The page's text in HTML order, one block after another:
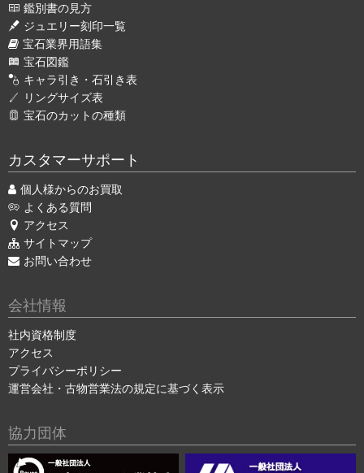
鑑別書の見方
ジュエリー刻印一覧
宝石業界用語集
宝石図鑑
キャラ引き・石引き表
リングサイズ表
宝石のカットの種類
カスタマーサポート
個人様からのお買取
よくある質問
アクセス
サイトマップ
お問い合わせ
会社情報
社内資格制度
アクセス
プライバシーポリシー
運営会社・古物営業法の規定に基づく表示
協力団体